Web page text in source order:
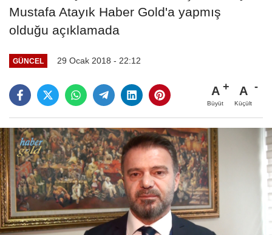
Mustafa Atayık Haber Gold'a yapmış
olduğu açıklamada
GÜNCEL 29 Ocak 2018 - 22:12
A
Büyüt
A
Küçült